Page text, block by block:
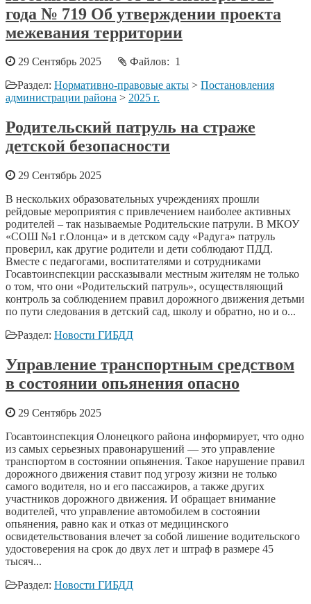
года № 719 Об утверждении проекта
межевания территории
29 Сентябрь 2025
Файлов: 1
Раздел: Нормативно-правовые акты > Постановления
администрации района > 2025 г.
Родительский патруль на страже
детской безопасности
29 Сентябрь 2025
В нескольких образовательных учреждениях прошли
рейдовые мероприятия с привлечением наиболее активных
родителей – так называемые Родительские патрули. В МКОУ
«СОШ №1 г.Олонца» и в детском саду «Радуга» патруль
проверил, как другие родители и дети соблюдают ПДД.
Вместе с педагогами, воспитателями и сотрудниками
Госавтоинспекции рассказывали местным жителям не только
о том, что они «Родительский патруль», осуществляющий
контроль за соблюдением правил дорожного движения детьми
по пути следования в детский сад, школу и обратно, но и о...
Раздел: Новости ГИБДД
Управление транспортным средством
в состоянии опьянения опасно
29 Сентябрь 2025
Госавтоинспекция Олонецкого района информирует, что одно
из самых серьезных правонарушений — это управление
транспортом в состоянии опьянения. Такое нарушение правил
дорожного движения ставит под угрозу жизни не только
самого водителя, но и его пассажиров, а также других
участников дорожного движения. И обращает внимание
водителей, что управление автомобилем в состоянии
опьянения, равно как и отказ от медицинского
освидетельствования влечет за собой лишение водительского
удостоверения на срок до двух лет и штраф в размере 45
тысяч...
Раздел: Новости ГИБДД